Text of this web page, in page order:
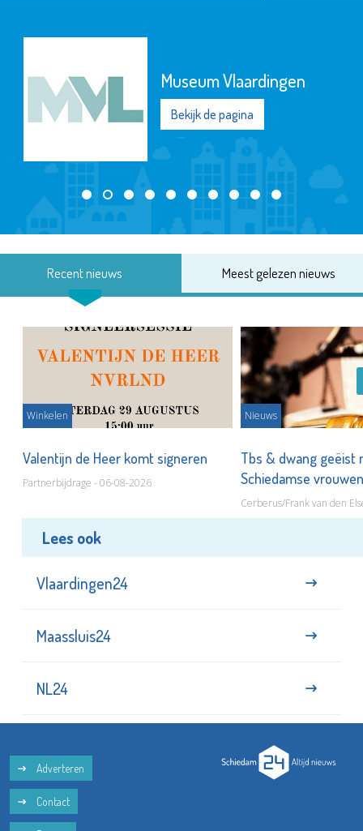
Museum Vlaardingen
Bekijk de pagina
Recent nieuws Meest gelezen nieuws
Winkelen
Valentijn de Heer komt signeren
Partnerbijdrage - 06-08-2026
Nieuws
Tbs & dwang geëist
Schiedamse
Cerberus/Frank van den
Lees ook
Vlaardingen24
Maassluis24
NL24
Adverteren
Contact